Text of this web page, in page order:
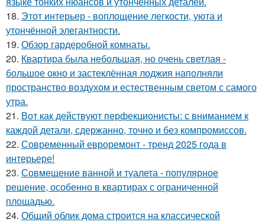
18. Этот интерьер - воплощение легкости, уюта и
утончённой элегантности.
19. Обзор гардеробной комнаты.
20. Квартира была небольшая, но очень светлая -
большое окно и застеклённая лоджия наполняли
пространство воздухом и естественным светом с самого
утра.
21. Вот как действуют перфекционисты: с вниманием к
каждой детали, сдержанно, точно и без компромиссов.
22. Современный евроремонт - тренд 2025 года в
интерьере!
23. Совмещение ванной и туалета - популярное
решение, особенно в квартирах с ограниченной
площадью.
24. Общий облик дома строится на классической